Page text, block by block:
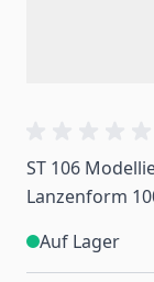
ST 106
Lanzenform
Auf Lager